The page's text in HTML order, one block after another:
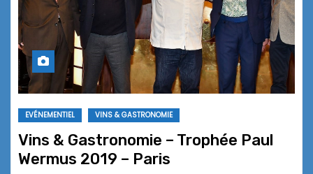
EVÉNEMENTIEL VINS & GASTRONOMIE
Vins & Gastronomie – Trophée Paul
Wermus 2019 – Paris